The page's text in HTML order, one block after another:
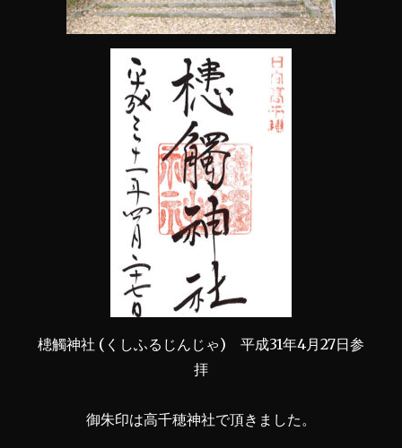
槵觸神社 (くしふるじんじゃ) 平成31年4月27日参
拝
御朱印は高千穂神社で頂きました。